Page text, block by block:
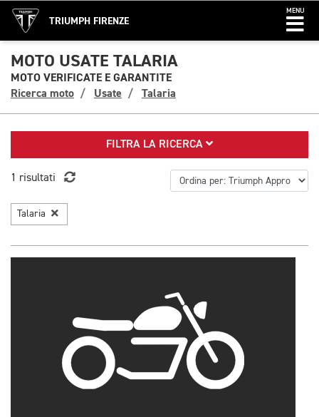
TRIUMPH FIRENZE
MENU
MOTO USATE TALARIA
MOTO VERIFICATE E GARANTITE
Ricerca moto
Usate Talaria
FILTRA LA RICERCA
1 risultati
Talaria